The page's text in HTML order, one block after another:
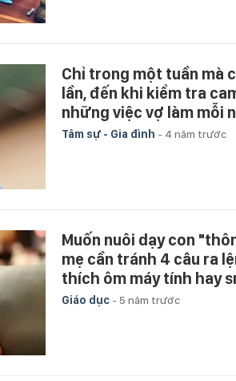
Chỉ trong một tuần mà
lần, đến khi kiểm tra
những việc vợ làm mỗi
Tâm sự - Gia đình - 4 năm trước
Muốn nuôi dạy con
mẹ cần tránh 4 câu ra
thích ôm máy tính hay
Giáo dục - 5 năm trước